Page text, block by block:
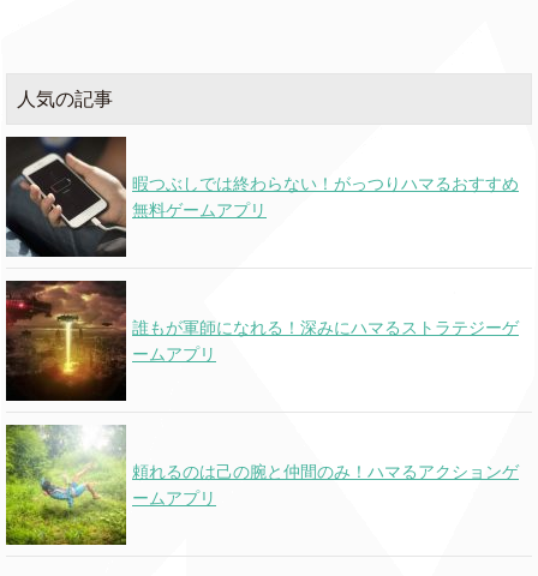
人気の記事
暇つぶしでは終わらない！がっつりハマるおすすめ
無料ゲームアプリ
誰もが軍師になれる！深みにハマるストラテジーゲ
ームアプリ
頼れるのは己の腕と仲間のみ！ハマるアクションゲ
ームアプリ